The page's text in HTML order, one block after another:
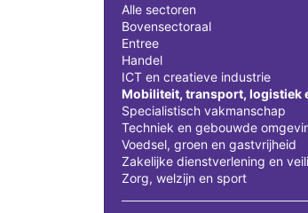
Alle sectoren
Bovensectoraal
Entree
Handel
ICT en creatieve industrie
Mobiliteit, transport, logistiek
Specialistisch vakmanschap
Techniek en gebouwde
Voedsel, groen en gastvrijheid
Zakelijke dienstverlening en
Zorg, welzijn en sport